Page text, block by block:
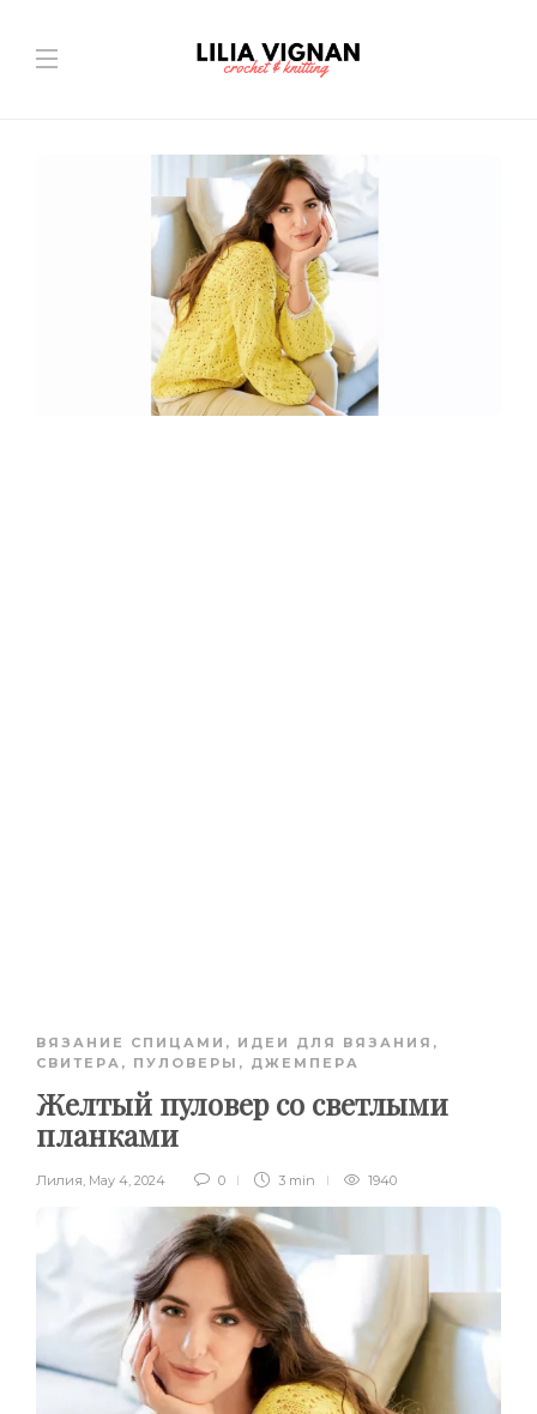
ВЯЗАНИЕ СПИЦАМИ , ИДЕИ ДЛЯ ВЯЗАНИЯ ,
СВИТЕРА, ПУЛОВЕРЫ, ДЖЕМПЕРА
Желтый пуловер со светлыми
планками
Лилия, May 4, 2024 0 3 min 1940